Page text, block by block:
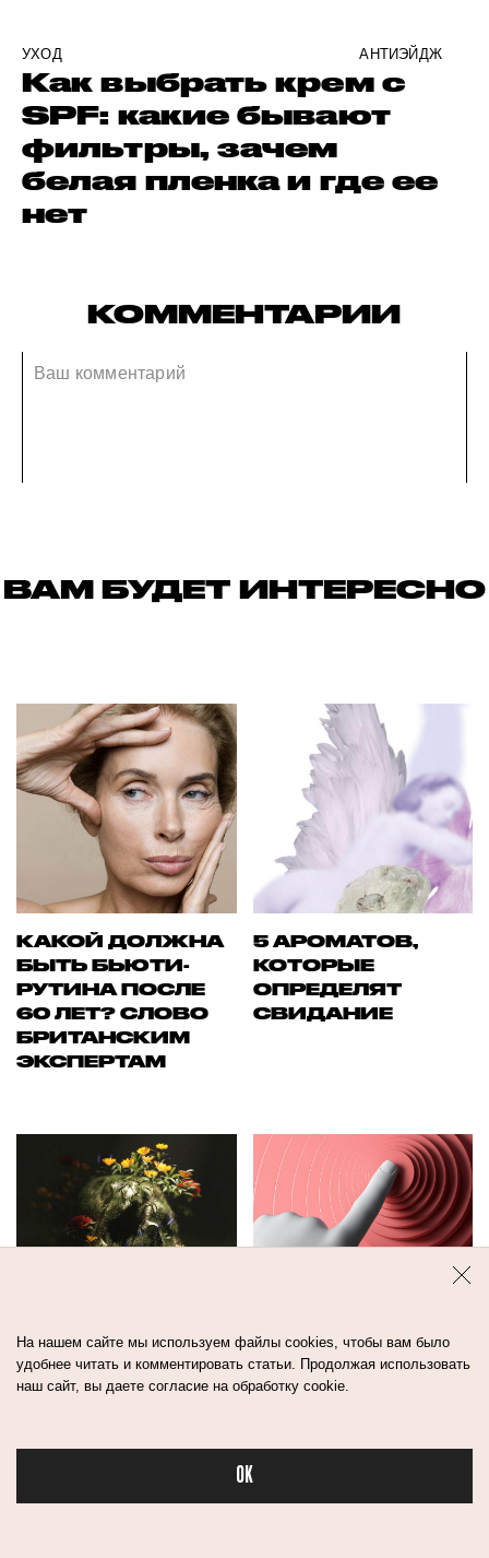
Бьюти
УХОД АНТИЭЙДЖ
Как выбрать крем с
SPF: какие бывают
фильтры, зачем
белая пленка и где ее
нет
КОММЕНТАРИИ
ВАМ БУДЕТ ИНТЕРЕСНО
КАКОЙ ДОЛЖНА
БЫТЬ БЬЮТИ-
РУТИНА ПОСЛЕ
60 ЛЕТ? СЛОВО
БРИТАНСКИМ
ЭКСПЕРТАМ
5 АРОМАТОВ,
КОТОРЫЕ
ОПРЕДЕЛЯТ
СВИДАНИЕ
КАК УСТРОЕНА
КРЕМАЦИЯ:
ПОЧЕМУ ПРЫЩИ
ПОЯВЛЯЮТСЯ НА
На нашем сайте мы используем файлы cookies, чтобы вам было
удобнее читать и комментировать статьи. Продолжая использовать
наш сайт, вы даете согласие на обработку cookie.
OK